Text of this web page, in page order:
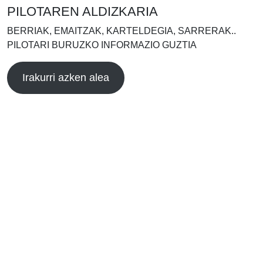
PILOTAREN ALDIZKARIA
BERRIAK, EMAITZAK, KARTELDEGIA, SARRERAK..
PILOTARI BURUZKO INFORMAZIO GUZTIA
Irakurri azken alea